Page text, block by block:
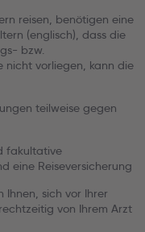
reisen, benötigen eine
(englisch), dass die
bzw.
nicht vorliegen, kann die
teilweise gegen
fakultative
eine Reiseversicherung
Ihnen, sich vor Ihrer
von Ihrem Arzt